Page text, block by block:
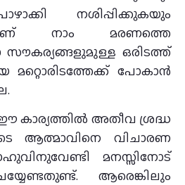
നശിപ്പിക്കുകയും
നാം മരണത്തെ
സൗകര്യങ്ങളുമുള്ള ഒരിടത്ത്
മറ്റൊരിടത്തേക്ക് പോകാൻ
കാര്യത്തിൽ അതീവ ശ്രദ്ധ
ആത്മാവിനെ വിചാരണ
മനസ്സിനോട്
ആരെങ്കിലും